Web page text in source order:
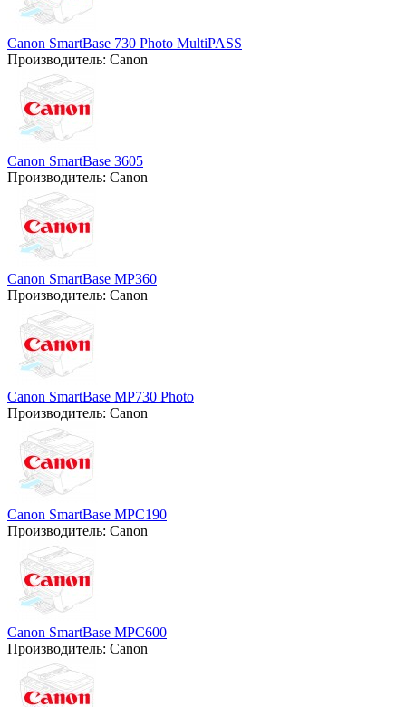
Canon SmartBase 730 Photo MultiPASS
Производитель: Canon
Canon SmartBase 3605
Производитель: Canon
Canon SmartBase MP360
Производитель: Canon
Canon SmartBase MP730 Photo
Производитель: Canon
Canon SmartBase MPC190
Производитель: Canon
Canon SmartBase MPC600
Производитель: Canon